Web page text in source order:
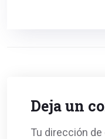
Deja un
Tu dirección